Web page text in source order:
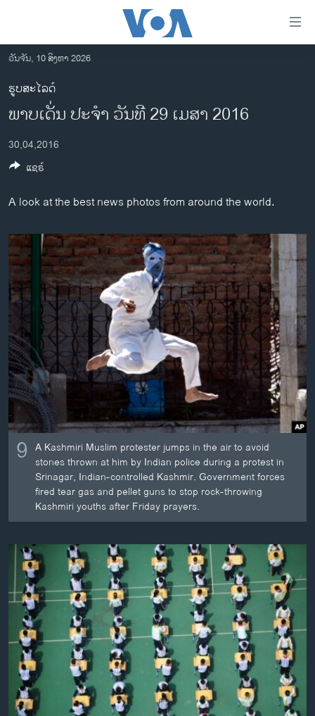
ເຂົ້າ
ຫາ
ຂ້າມ
ຂ້າມ
ໄປ
ຫາ
ຄົ້ນ
ລາວ
ອາເມຣິກາ
ການເລືອກຕັ້ງ ປະທານາທີບໍດີ ສະຫະລັດ 2024
ຂ່າວ​ຈີນ
ໂລກ
ອິດສະຫຼະພາບດ້ານການຂ່າວ
ຊີວິດຊາວລາວ
ຊຸມຊົນຊາວລາວ
ວິທະຍາສາດ-ເທັກໂນໂລຈີ
ທຸລະກິດ
ພາສາອັງກິດ
ວີດີໂອ
ສຽງ
ລາຍການກະຈາຍສຽງ
ລາຍງານ
ຕິດຕາມພວກເຮົາ ທີ່
ວັນຈັນ, 10 ສິງຫາ 2026
ຮູບສະໄລດ໌
ພາບເດັ່ນ ປະຈຳ ວັນທີ 29 ເມສາ 2016
30,04,2016
A look at the best news photos from around the world.
9 A Kashmiri Muslim protester jumps in the air to avoid
stones thrown at him by Indian police during a protest in
Srinagar, Indian-controlled Kashmir. Government forces
fired tear gas and pellet guns to stop rock-throwing
Kashmiri youths after Friday prayers.
ແຊຣ໌